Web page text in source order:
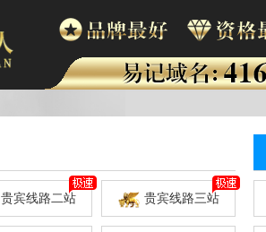
贵宾线路二站 贵宾线路三站